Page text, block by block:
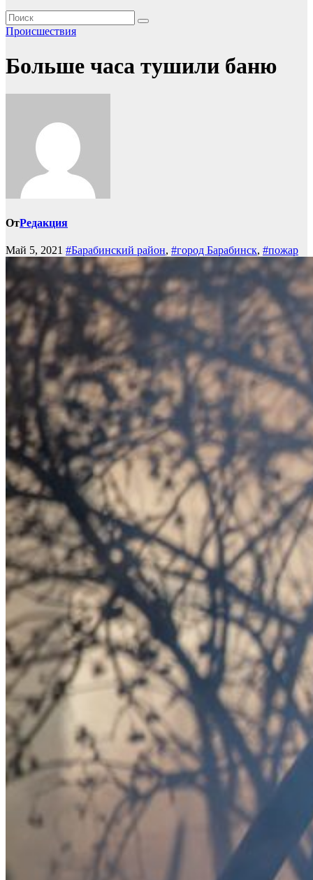
Происшествия
Больше часа тушили баню
ОтРедакция
Май 5, 2021 #Барабинский район, #город Барабинск, #пожар